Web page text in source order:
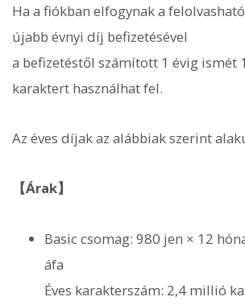
Ha a fiókban elfogynak a
újabb évnyi díj befizetésével
a befizetéstől számított 1 évig ismét
karaktert használhat fel.
Az éves díjak az alábbiak szerint
【Árak】
Basic csomag: 980 jen × 12
áfa
Éves karakterszám: 2,4 millió